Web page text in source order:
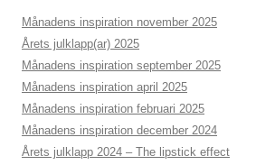
Månadens inspiration november 2025
Årets julklapp(ar) 2025
Månadens inspiration september 2025
Månadens inspiration april 2025
Månadens inspiration februari 2025
Månadens inspiration december 2024
Årets julklapp 2024 – The lipstick effect